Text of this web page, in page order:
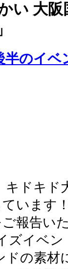
い 大
」
半のイ
ドキド
います
報告い
ズイベ
の素材